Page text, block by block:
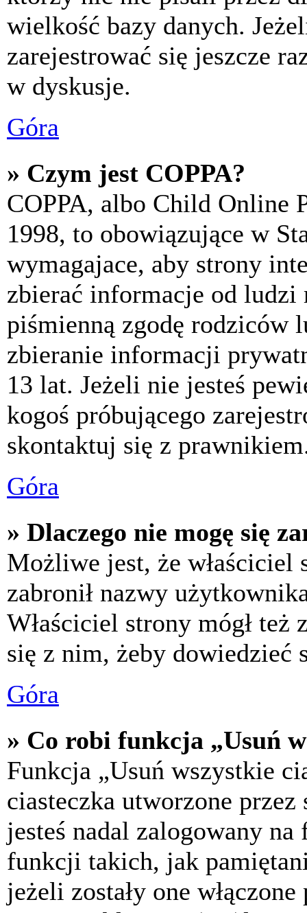
wielkość bazy danych.
zarejestrować się jeszcze
w dyskusje.
Góra
» Czym jest COPPA?
COPPA, albo Child Online
1998, to obowiązujące w
wymagajace, aby strony
zbierać informacje od
piśmienną zgodę rodziców
zbieranie informacji
13 lat. Jeżeli nie jesteś
kogoś próbującego
skontaktuj się z
Góra
» Dlaczego nie mogę się
Możliwe jest, że właściciel
zabronił nazwy
Właściciel strony mógł
się z nim, żeby dowiedzieć
Góra
» Co robi funkcja „Usuń
Funkcja „Usuń wszystkie
ciasteczka utworzone
jesteś nadal zalogowany
funkcji takich, jak
jeżeli zostały one